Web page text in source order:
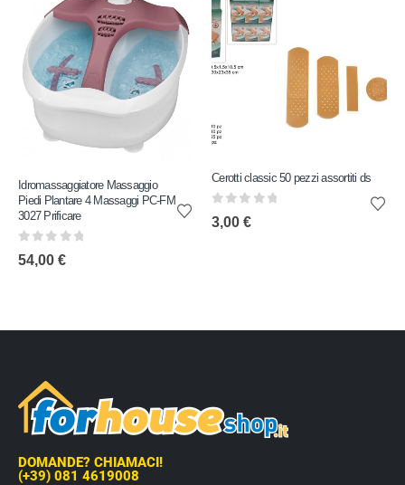
Idromassaggiatore Massaggio
Piedi Plantare 4 Massaggi PC-FM
3027 Prificare
0 out of 5
54,00 €
Cerotti classic 50 pezzi assortiti ds
0 out of 5
3,00 €
DOMANDE? CHIAMACI!
(+39) 081 4619008